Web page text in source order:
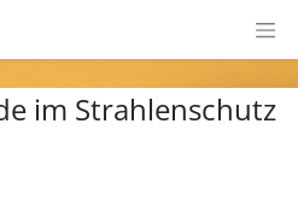
im Strahlenschutz